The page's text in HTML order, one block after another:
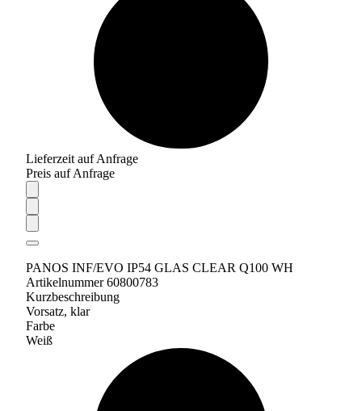
Lieferzeit auf Anfrage
Preis auf Anfrage
PANOS INF/EVO IP54 GLAS CLEAR Q100 WH
Artikelnummer 60800783
Kurzbeschreibung
Vorsatz, klar
Farbe
Weiß